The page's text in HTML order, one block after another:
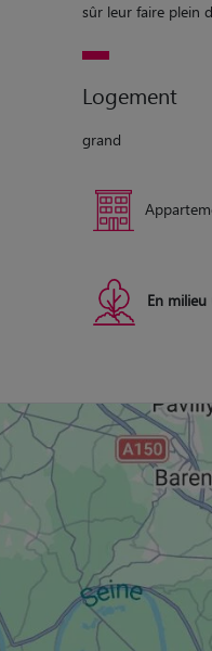
sûr leur faire plein
Logement
grand
En